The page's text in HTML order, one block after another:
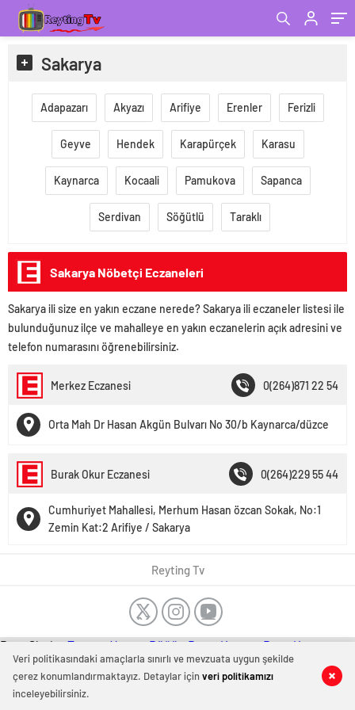
Sakarya
Adapazarı Akyazı Arifiye Erenler Ferizli
Geyve Hendek Karapürçek Karasu
Kaynarca Kocaali Pamukova Sapanca
Serdivan Söğütlü Taraklı
Sakarya Nöbetçi Eczaneleri
Sakarya ili size en yakın eczane nerede? Sakarya ili eczaneler listesi ile
bulunduğunuz ilçe ve mahalleye en yakın eczanelerin açık adresini ve
telefon numarasını öğrenebilirsiniz.
Merkez Eczanesi 0(264)871 22 54
Orta Mah Dr Hasan Akgün Bulvarı No 30/b Kaynarca/düzce
Burak Okur Eczanesi 0(264)229 55 44
Cumhuriyet Mahallesi, Merhum Hasan özcan Sokak, No:1
Zemin Kat:2 Arifiye / Sakarya
Reyting Tv
Veri politikasındaki amaçlarla sınırlı ve mevzuata uygun şekilde
çerez konumlandırmaktayız. Detaylar içinveri politikamızı
inceleyebilirsiniz.
Dost SitelerTanıtım Yazısı-Düğün Dansı Kursu-Dans Kursu
Bakırköy-Kombi tamiri İstanbul -Kombi servisi İstanbul
eve nakliyat-German baby formula